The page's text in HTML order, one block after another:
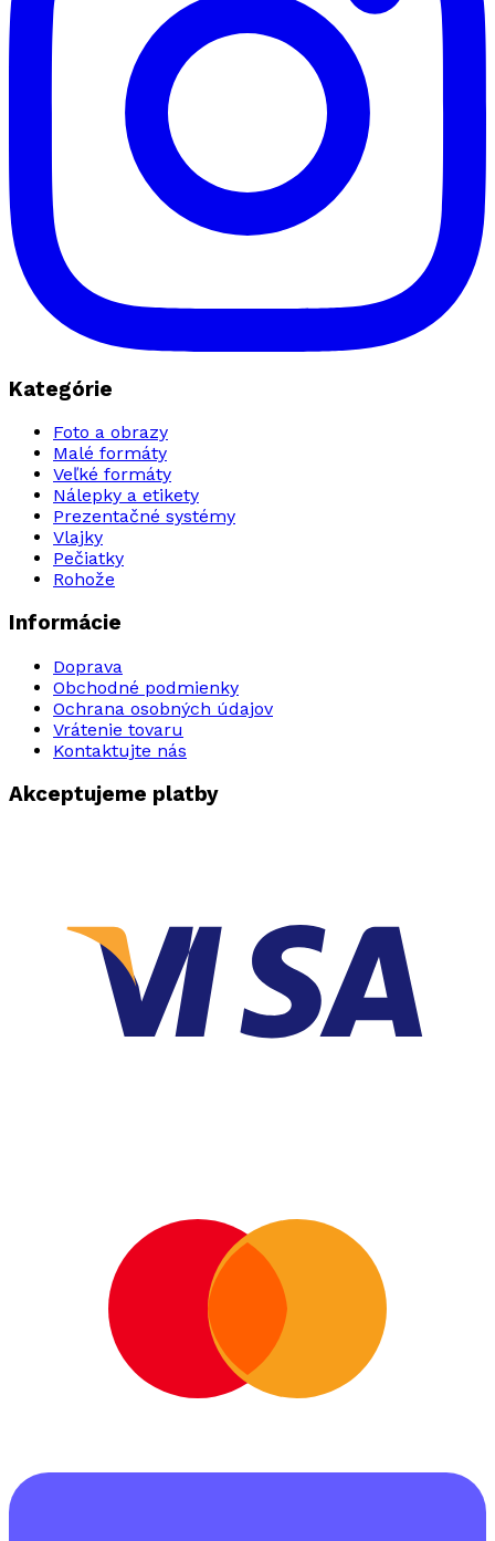
Kategórie
Foto a obrazy
Malé formáty
Veľké formáty
Nálepky a etikety
Prezentačné systémy
Vlajky
Pečiatky
Rohože
Informácie
Doprava
Obchodné podmienky
Ochrana osobných údajov
Vrátenie tovaru
Kontaktujte nás
Akceptujeme platby